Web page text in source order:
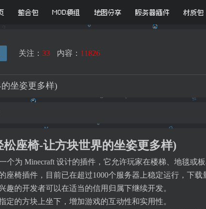
整合包 MOD模组 地图分享 服务器插件 材质包
关注： 33 内容： 11826
坐姿更多样)
松座椅-让方块世界的坐姿更多样)
个为 Minecraft 设计的插件，它允许玩家在楼梯、地毯
座椅插件，目前已在超过1000个服务器上稳定运行，下
趣的开发者可以在适当的信用归属下继续开发。
定的方块上坐下，增加游戏的互动性和实用性。